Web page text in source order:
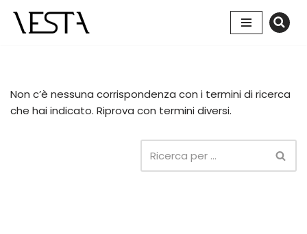
Vai
Non c’è nessuna corrispondenza con i termini di ricerca
che hai indicato. Riprova con termini diversi.